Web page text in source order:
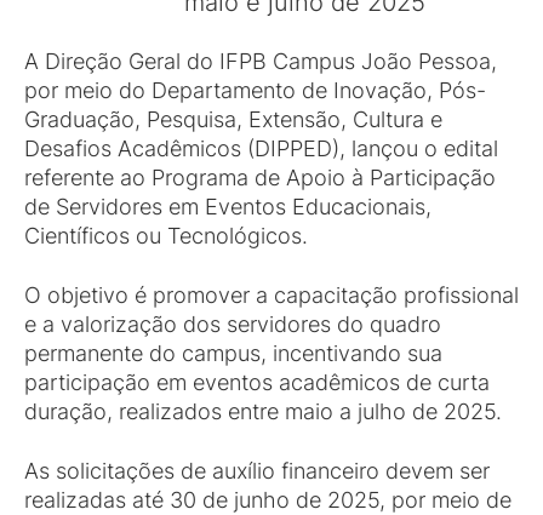
A Direção Geral do IFPB Campus João Pessoa,
por meio do Departamento de Inovação, Pós-
Graduação, Pesquisa, Extensão, Cultura e
Desafios Acadêmicos (DIPPED), lançou o edital
referente ao Programa de Apoio à Participação
de Servidores em Eventos Educacionais,
Científicos ou Tecnológicos.
O objetivo é promover a capacitação profissional
e a valorização dos servidores do quadro
permanente do campus, incentivando sua
participação em eventos acadêmicos de curta
duração, realizados entre maio a julho de 2025.
As solicitações de auxílio financeiro devem ser
realizadas até 30 de junho de 2025, por meio de